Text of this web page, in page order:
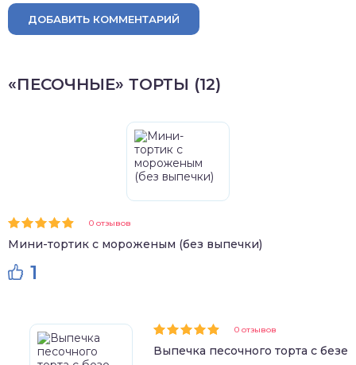
ДОБАВИТЬ КОММЕНТАРИЙ
«ПЕСОЧНЫЕ» ТОРТЫ (12)
0 отзывов
Мини-тортик с мороженым (без выпечки)
1
0 отзывов
Выпечка песочного торта с безе